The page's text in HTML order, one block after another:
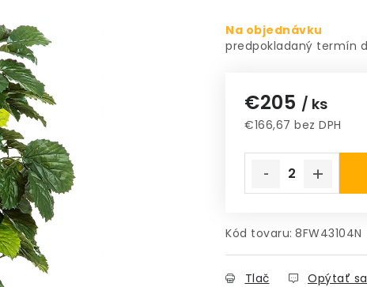
Na objednávku
€205 / ks
€166,67 bez DPH
Kód tovaru: 8FW43104N
Tlač Opýtať sa